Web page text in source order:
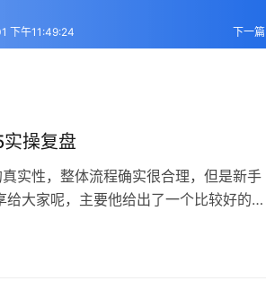
下一篇
下午11:49:24
操复盘
实性，整体流程确实很合理，但是新手
大家呢，主要他给出了一个比较好的冷
真的进货在搞流量，那么风险真的很